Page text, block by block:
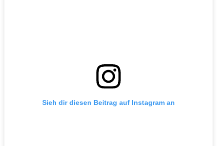
Sieh dir diesen Beitrag auf Instagram an